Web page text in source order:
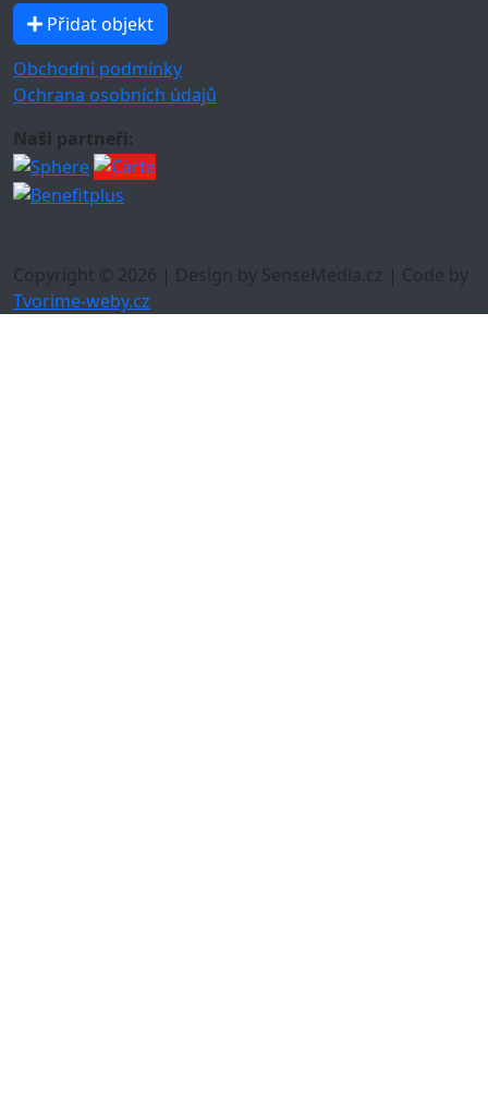
Přidat objekt
Obchodní podmínky
Ochrana osobních údajů
Naši partneři:
Copyright © 2026 | Design by SenseMedia.cz | Code by
Tvorime-weby.cz